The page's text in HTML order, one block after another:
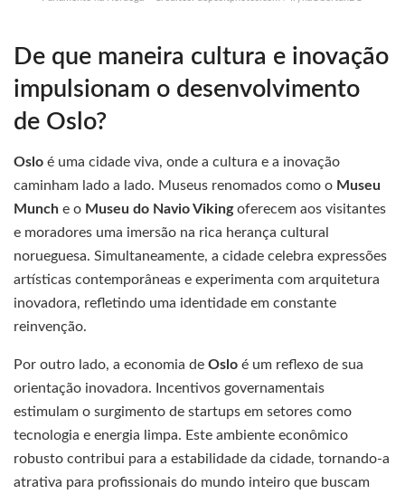
De que maneira cultura e inovação
impulsionam o desenvolvimento
de Oslo?
Oslo é uma cidade viva, onde a cultura e a inovação
caminham lado a lado. Museus renomados como o Museu
Munch e o Museu do Navio Vikingoferecem aos visitantes
e moradores uma imersão na rica herança cultural
norueguesa. Simultaneamente, a cidade celebra expressões
artísticas contemporâneas e experimenta com arquitetura
inovadora, refletindo uma identidade em constante
reinvenção.
Por outro lado, a economia de Oslo é um reflexo de sua
orientação inovadora. Incentivos governamentais
estimulam o surgimento de startups em setores como
tecnologia e energia limpa. Este ambiente econômico
robusto contribui para a estabilidade da cidade, tornando-a
atrativa para profissionais do mundo inteiro que buscam